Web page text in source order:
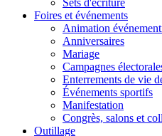
Foires et événements
Animation
Anniversaires
Mariage
Campagnes
Enterrements de vie
Événements sportifs
Manifestation
Congrès, salons et
Outillage